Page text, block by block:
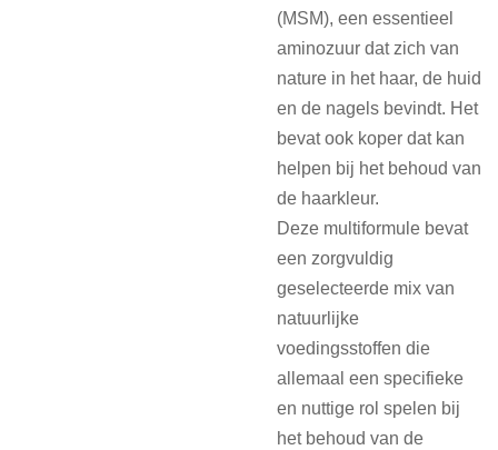
(MSM), een essentieel
aminozuur dat zich van
nature in het haar, de huid
en de nagels bevindt. Het
bevat ook koper dat kan
helpen bij het behoud van
de haarkleur.
Deze multiformule bevat
een zorgvuldig
geselecteerde mix van
natuurlijke
voedingsstoffen die
allemaal een specifieke
en nuttige rol spelen bij
het behoud van de